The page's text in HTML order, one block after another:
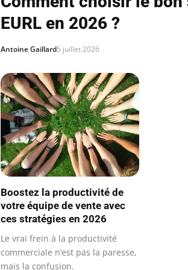
EURL en 2026 ?
Antoine Gaillard5 juillet 2026
Boostez la productivité de
votre équipe de vente avec
ces stratégies en 2026
Le vrai frein à la productivité
commerciale n’est pas la paresse,
mais la confusion.